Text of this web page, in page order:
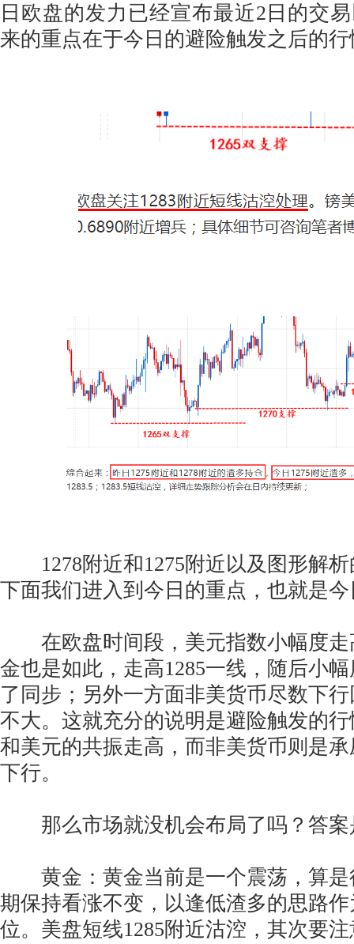
日欧盘的发力已经宣布最近2日的交
来的重点在于今日的避险触发之后的
1278附近和1275附近以及图形解析
下面我们进入到今日的重点，也就是
在欧盘时间段，美元指数小幅度走
金也是如此，走高1285一线，随后小
了同步；另外一方面非美货币尽数下
不大。这就充分的说明是避险触发的
和美元的共振走高，而非美货币则是
下行。
那么市场就没机会布局了吗？答案
黄金：黄金当前是一个震荡，算是
期保持看涨不变，以逢低渣多的思路
位。美盘短线1285附近沽涳，其次要